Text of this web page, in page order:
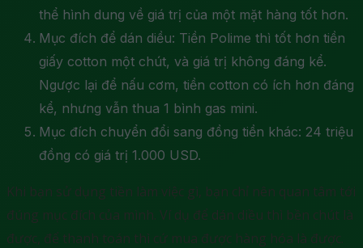
thể hình dung về giá trị của một mặt hàng tốt hơn.
Mục đích để dán diều: Tiền Polime thì tốt hơn tiền
giấy cotton một chút, và giá trị không đáng kể.
Ngược lại để nấu cơm, tiền cotton có ích hơn đáng
kể, nhưng vẫn thua 1 bình gas mini.
Mục đích chuyển đổi sang đồng tiền khác: 24 triệu
đồng có giá trị 1.000 USD.
Khi bạn sử dụng tiền làm việc gì, bạn chỉ nên quan tâm tới
đúng mục đích của mình. Ví dụ để dán diều thì bền chút là
được, để thanh toán thì cứ mua được hàng hóa là được.